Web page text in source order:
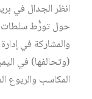
انظر الجدال في
حول تورُّط سلطات
والمشاركة في
(وتحالفها) في
المكاسب والريوع